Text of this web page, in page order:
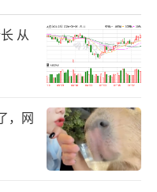
从
，网